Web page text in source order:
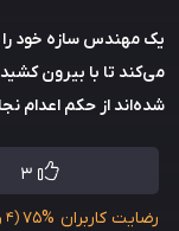
یک مهندس سازه خود را
می‌کند تا با بیرون
شده‌اند از حکم اعدام
3
رضایت کاربران 75%(4 رای)